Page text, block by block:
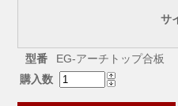
サ
型番
EG-アーチトップ合板
購入数